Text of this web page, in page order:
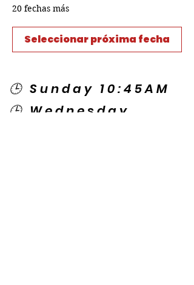
20 fechas más
Seleccionar próxima fecha
🕒 Sunday 10:45AM
🕒 Wednesday